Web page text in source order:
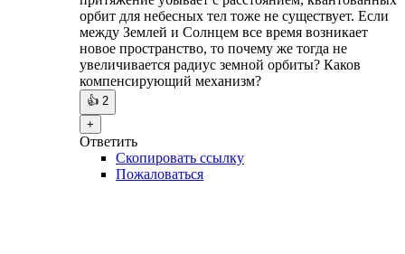
орбит для небесных тел тоже не существует. Если
между Землей и Солнцем все время возникает
новое пространство, то почему же тогда не
увеличивается радиус земной орбиты? Каков
компенсирующий механизм?
👍 2
+
Ответить
Скопировать ссылку
Пожаловаться